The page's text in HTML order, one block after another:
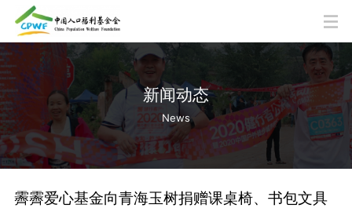
新闻动态
News
霽霽爱心基金向青海玉树捐赠课桌椅、书包文具